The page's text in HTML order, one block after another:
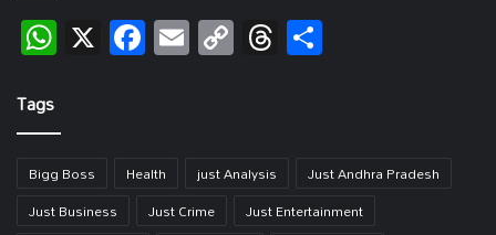
WhatsApp
X Facebook
EmailCopy
Link
Threads
Tags
Bigg Boss Health just Analysis
Just Andhra Pradesh
Just Business
Just Crime
Just Entertainment